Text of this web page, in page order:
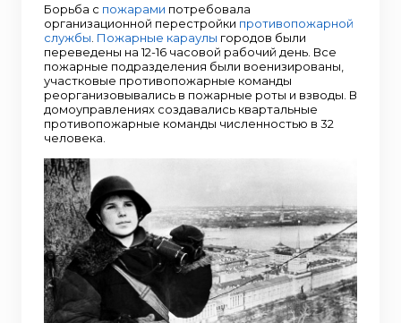
Борьба с пожарами потребовала
организационной перестройки противопожарной
службы Пожарные караулы городов были
переведены на 12-16 часовой рабочий день. Все
пожарные подразделения были военизированы,
участковые противопожарные команды
реорганизовывались в пожарные роты и взводы. В
домоуправлениях создавались квартальные
противопожарные команды численностью в 32
человека.